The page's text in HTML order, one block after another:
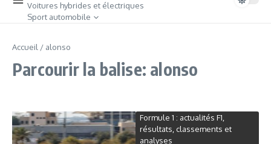
Voitures hybrides et électriques
Sport automobile
Accueil / alonso
Parcourir la balise: alonso
Formule 1 : actualités F1,
résultats, classements et
analyses